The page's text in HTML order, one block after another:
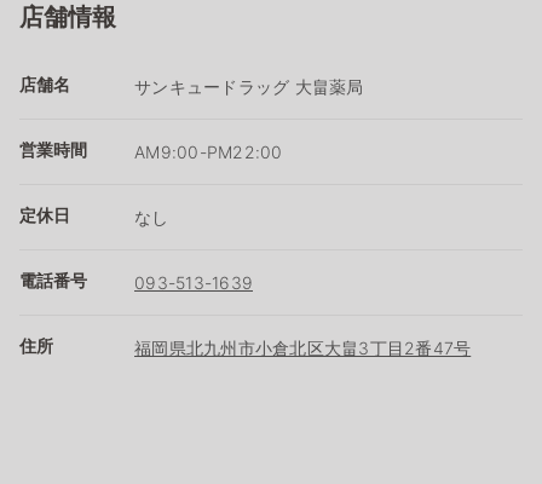
店舗情報
店舗名 サンキュードラッグ 大畠薬局
営業時間 AM9:00-PM22:00
定休日 なし
電話番号 093-513-1639
住所 福岡県北九州市小倉北区大畠3丁目2番47号